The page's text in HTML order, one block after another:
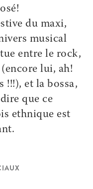
du maxi,
musical
entre le rock,
lui, ah!
!!!), et la bossa,
que ce
ethnique est